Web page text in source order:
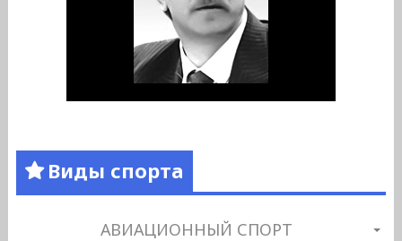
Виды спорта
АВИАЦИОННЫЙ СПОРТ